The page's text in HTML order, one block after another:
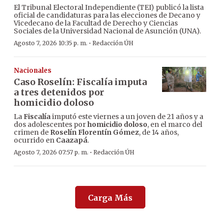
El Tribunal Electoral Independiente (TEI) publicó la lista
oficial de candidaturas para las elecciones de Decano y
Vicedecano de la Facultad de Derecho y Ciencias
Sociales de la Universidad Nacional de Asunción (UNA).
Agosto 7, 2026 10:35 p. m. · Redacción ÚH
Nacionales
Caso Roselín: Fiscalía imputa
a tres detenidos por
homicidio doloso
LaFiscalíaimputó este viernes a un joven de 21 años y a
dos adolescentes porhomicidio doloso, en el marco del
crimen de Roselín Florentín Gómez, de 14 años,
ocurrido en Caazapá.
Agosto 7, 2026 07:57 p. m. · Redacción ÚH
Carga Más